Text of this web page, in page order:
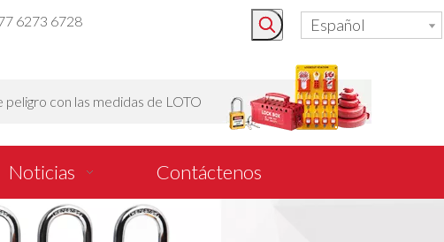
6273 6728 Español
con las medidas de LOTO
Noticias Contáctenos